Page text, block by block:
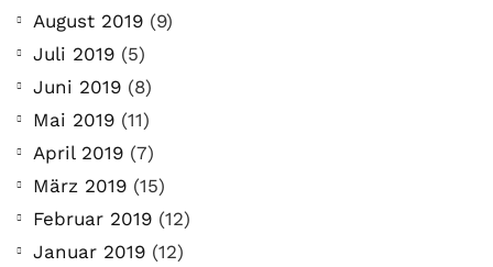
August 2019 (9)
Juli 2019 (5)
Juni 2019 (8)
Mai 2019 (11)
April 2019 (7)
März 2019 (15)
Februar 2019 (12)
Januar 2019 (12)